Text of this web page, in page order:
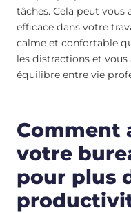
tâches. Cela peut
efficace dans votre
calme et confortable
les distractions et
équilibre entre vie
Comment
votre
pour plus